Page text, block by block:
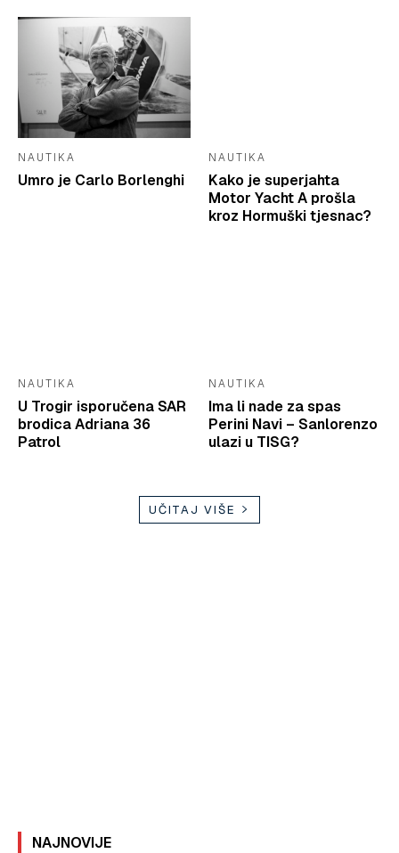
NAUTIKA
Umro je Carlo Borlenghi
NAUTIKA
Kako je superjahta
Motor Yacht A prošla
kroz Hormuški tjesnac?
NAUTIKA
U Trogir isporučena SAR
brodica Adriana 36
Patrol
NAUTIKA
Ima li nade za spas
Perini Navi – Sanlorenzo
ulazi u TISG?
UČITAJ VIŠE
NAJNOVIJE